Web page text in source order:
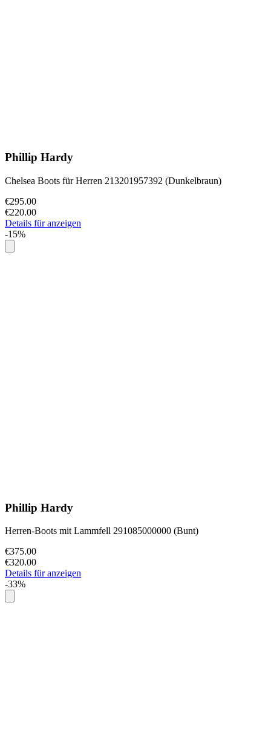
Phillip Hardy
Chelsea Boots für Herren 213201957392 (Dunkelbraun)
€295.00
€220.00
Details für anzeigen
-15%
Phillip Hardy
Herren-Boots mit Lammfell 291085000000 (Bunt)
€375.00
€320.00
Details für anzeigen
-33%